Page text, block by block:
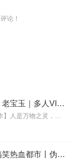
论！
蛊真人｜大爱仙尊｜热血｜老宝玉｜多人VIP免费有声剧
内容简介【黑暗文反派流封神之作】人是万物之灵，蛊是天地真精。一个穿越者不断重生的故事。一个养蛊、炼蛊、用蛊的奇特世界。配音组（男角色）老宝玉旁白...
第九特区丨头陀渊演播丨搞笑热血都市丨伪戒丨VIP免费多人有声剧